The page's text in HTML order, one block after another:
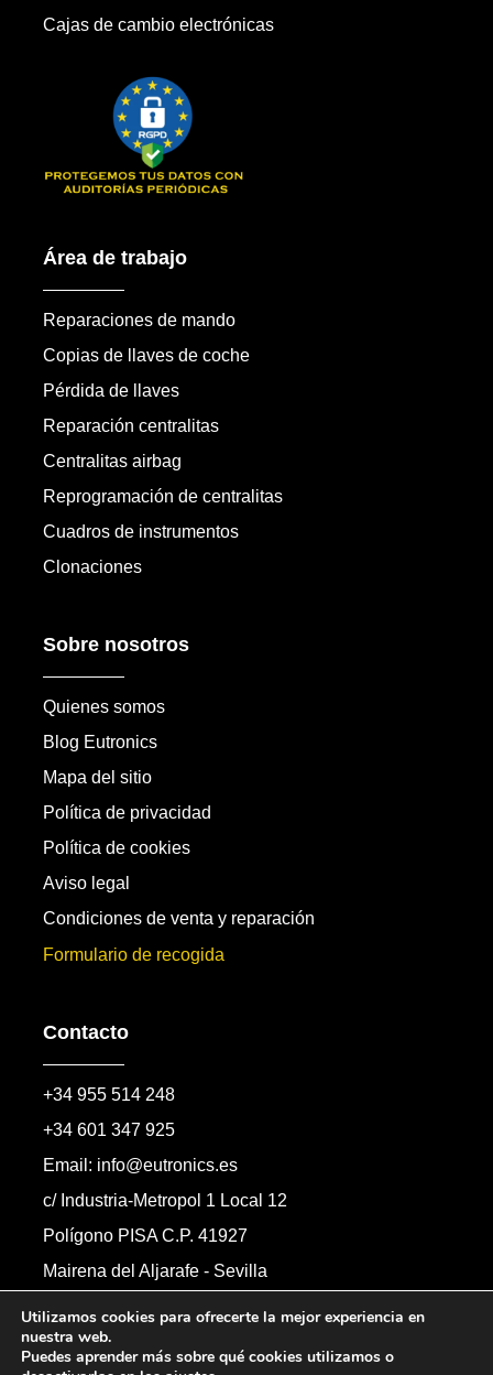
Cajas de cambio electrónicas
Área de trabajo
Reparaciones de mando
Copias de llaves de coche
Pérdida de llaves
Reparación centralitas
Centralitas airbag
Reprogramación de centralitas
Cuadros de instrumentos
Clonaciones
Sobre nosotros
Quienes somos
Blog Eutronics
Mapa del sitio
Política de privacidad
Política de cookies
Aviso legal
Condiciones de venta y reparación
Formulario de recogida
Contacto
+34 955 514 248
+34 601 347 925
Email: info@eutronics.es
c/ Industria-Metropol 1 Local 12
Polígono PISA C.P. 41927
Mairena del Aljarafe - Sevilla
Formulario de contacto
Utilizamos cookies para ofrecerte la mejor experiencia en
nuestra web.
Puedes aprender más sobre qué cookies utilizamos o